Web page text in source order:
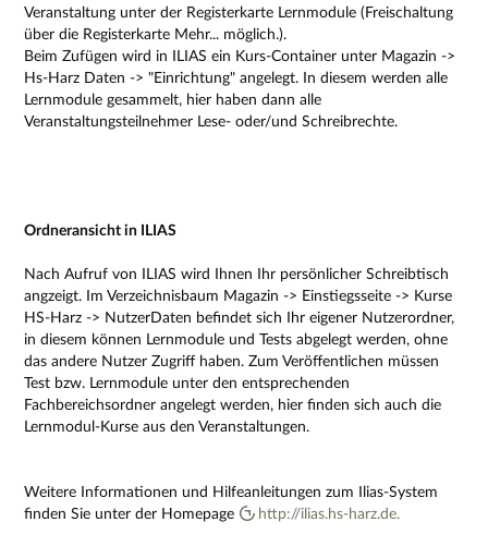
Veranstaltung unter der Registerkarte Lernmodule (Freischaltung
über die Registerkarte Mehr... möglich.).
Beim Zufügen wird in ILIAS ein Kurs-Container unter Magazin ->
Hs-Harz Daten -> "Einrichtung" angelegt. In diesem werden alle
Lernmodule gesammelt, hier haben dann alle
Veranstaltungsteilnehmer Lese- oder/und Schreibrechte.
Ordneransicht in ILIAS
Nach Aufruf von ILIAS wird Ihnen Ihr persönlicher Schreibtisch
angzeigt. Im Verzeichnisbaum Magazin -> Einstiegsseite -> Kurse
HS-Harz -> NutzerDaten befindet sich Ihr eigener Nutzerordner,
in diesem können Lernmodule und Tests abgelegt werden, ohne
das andere Nutzer Zugriff haben. Zum Veröffentlichen müssen
Test bzw. Lernmodule unter den entsprechenden
Fachbereichsordner angelegt werden, hier finden sich auch die
Lernmodul-Kurse aus den Veranstaltungen.
Weitere Informationen und Hilfeanleitungen zum Ilias-System
finden Sie unter der Homepage
http://ilias.hs-harz.de.